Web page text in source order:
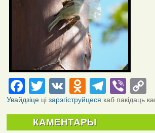
Facebook
Twitter
VK Viber
Увайдзіцеці зарэгіструйцеся каб пакідаць
КАМЕНТАРЫ